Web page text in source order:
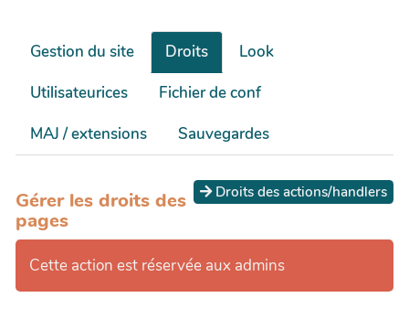
Gestion du site Droits
Look
Utilisateurices
Fichier de conf
MAJ / extensions
Sauvegardes
Droits des actions/handlers
Gérer les droits des
pages
Cette action est réservée aux admins